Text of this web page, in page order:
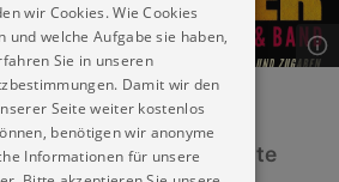
Kuhn & Band / Filmnächte
wir Cookies. Wie Cookies
und welche Aufgabe sie haben,
Sie in unseren
Damit wir den
Seite weiter kostenlos
benötigen wir anonyme
Informationen für unsere